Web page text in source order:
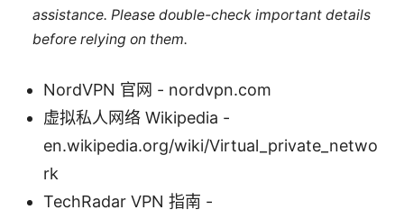
assistance. Please double-check important details
before relying on them.
NordVPN 官网 - nordvpn.com
虚拟私人网络 Wikipedia -
en.wikipedia.org/wiki/Virtual_private_netwo
rk
TechRadar VPN 指南 -